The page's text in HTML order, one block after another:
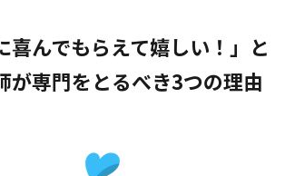
喜んでもらえて嬉しい！」と
が専門をとるべき3つの理由